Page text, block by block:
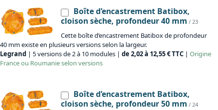
Boîte d’encastrement Batibox,
cloison sèche, profondeur 40 mm / 23
Cette boîte d’encastrement Batibox de profondeur
40 mm existe en plusieurs versions selon la largeur.
Legrand | 5 versions de 2 à 10 modules | de 2,02 à 12,55 € TTC | Origine
France ou Roumanie selon versions
Boîte d’encastrement Batibox,
cloison sèche, profondeur 50 mm / 24